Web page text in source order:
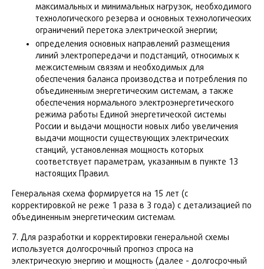
максимальных и минимальных нагрузок, необходимого
технологического резерва и основных технологических
ограничений перетока электрической энергии;
определения основных направлений размещения
линий электропередачи и подстанций, относимых к
межсистемным связям и необходимых для
обеспечения баланса производства и потребления по
объединенным энергетическим системам, а также
обеспечения нормального электроэнергетического
режима работы Единой энергетической системы
России и выдачи мощности новых либо увеличения
выдачи мощности существующих электрических
станций, установленная мощность которых
соответствует параметрам, указанным в пункте 13
настоящих Правил.
Генеральная схема формируется на 15 лет (с
корректировкой не реже 1 раза в 3 года) с детализацией по
объединенным энергетическим системам.
7. Для разработки и корректировки генеральной схемы
используется долгосрочный прогноз спроса на
электрическую энергию и мощность (далее - долгосрочный